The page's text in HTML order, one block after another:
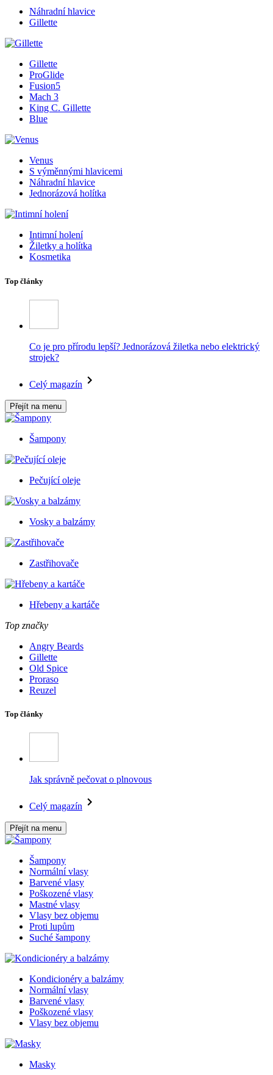
Náhradní hlavice
Gillette
Gillette
ProGlide
Fusion5
Mach 3
King C. Gillette
Blue
Venus
S výměnnými hlavicemi
Náhradní hlavice
Jednorázová holítka
Intimní holení
Žiletky a holítka
Kosmetika
Top články
Co je pro přírodu lepší? Jednorázová žiletka nebo elektrický
strojek?
Celý magazín
Přejít na menu
Šampony
Pečující oleje
Vosky a balzámy
Zastřihovače
Hřebeny a kartáče
Top značky
Angry Beards
Gillette
Old Spice
Proraso
Reuzel
Top články
Jak správně pečovat o plnovous
Celý magazín
Přejít na menu
Šampony
Normální vlasy
Barvené vlasy
Poškozené vlasy
Mastné vlasy
Vlasy bez objemu
Proti lupům
Suché šampony
Kondicionéry a balzámy
Normální vlasy
Barvené vlasy
Poškozené vlasy
Vlasy bez objemu
Masky